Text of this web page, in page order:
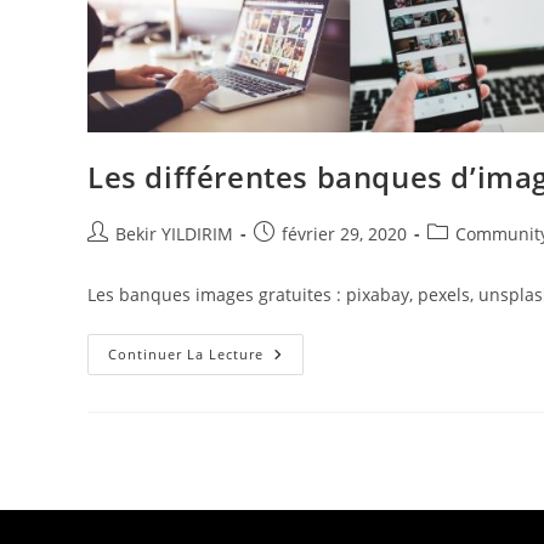
Les différentes banques
Auteur/autrice
publication :
Bekir YILDIRIM
Publication
février 29, 2020
Post
Les banques images gratuites : pixabay, pexels,
Continuer La Lecture Les
Différentes